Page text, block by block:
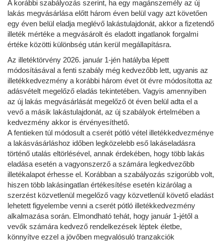
A korábbi szabályozás szerint, ha egy magánszemély az új
lakás megvásárlása előtt három éven belül vagy azt követően
egy éven belül eladja meglévő lakástulajdonát, akkor a fizetendő
illeték mértéke a megvásárolt és eladott ingatlanok forgalmi
értéke közötti különbség után kerül megállapításra.
Az illetéktörvény 2026. január 1-jén hatályba lépett
módosításával a fenti szabály még kedvezőbb lett, ugyanis az
illetékkedvezmény a korábbi három évet öt évre módosította az
adásvételt megelőző eladás tekintetében. Vagyis amennyiben
az új lakás megvásárlását megelőző öt éven belül adta el a
vevő a másik lakástulajdonát, az új szabályok értelmében a
kedvezmény akkor is érvényesíthető.
A fentieken túl módosult a cserét pótló vétel illetékkedvezménye
a lakásvásárláshoz időben legközelebb eső lakáseladásra
történő utalás eltörlésével, annak érdekében, hogy több lakás
eladása esetén a vagyonszerző a számára legkedvezőbb
illetékalapot érhesse el. Korábban a szabályozás szigorúbb volt,
hiszen több lakásingatlan értékesítése esetén kizárólag a
szerzést közvetlenül megelőző vagy közvetlenül követő eladást
lehetett figyelembe venni a cserét pótló illetékkedvezmény
alkalmazása során. Elmondható tehát, hogy január 1-jétől a
vevők számára kedvező rendelkezések léptek életbe,
könnyítve ezzel a jövőben megvalósuló tranzakciók